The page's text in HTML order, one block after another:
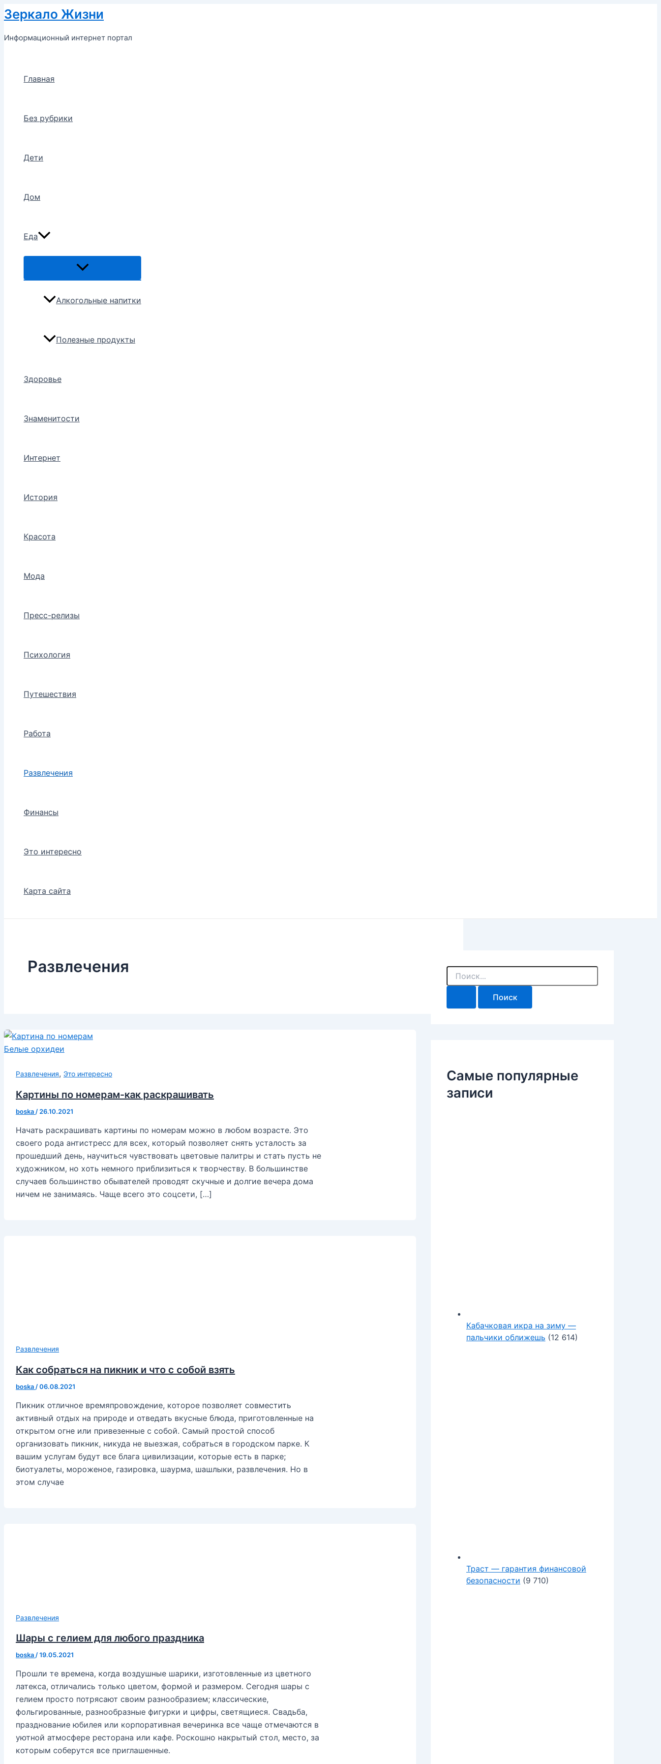
Перейти
к
содержимому
Зеркало Жизни
Информационный интернет портал
Главная
Без рубрики
Дети
Дом
Еда
Переключатель
Алкогольные напитки
Полезные продукты
Здоровье
Знаменитости
Интернет
История
Красота
Мода
Пресс-релизы
Психология
Путешествия
Работа
Развлечения
Финансы
Это интересно
Карта сайта
Развлечения
Развлечения, Это интересно
Картины по номерам-как раскрашивать
boska / 26.10.2021
Начать раскрашивать картины по номерам можно в любом возрасте. Это
своего рода антистресс для всех, который позволяет снять усталость за
прошедший день, научиться чувствовать цветовые палитры и стать пусть не
художником, но хоть немного приблизиться к творчеству. В большинстве
случаев большинство обывателей проводят скучные и долгие вечера дома
ничем не занимаясь. Чаще всего это соцсети, […]
Развлечения
Как собраться на пикник и что с собой взять
boska /06.08.2021
Пикник отличное времяпровождение, которое позволяет совместить
активный отдых на природе и отведать вкусные блюда, приготовленные на
открытом огне или привезенные с собой. Самый простой способ
организовать пикник, никуда не выезжая, собраться в городском парке. К
вашим услугам будут все блага цивилизации, которые есть в парке;
биотуалеты, мороженое, газировка, шаурма, шашлыки, развлечения. Но в
этом случае
Развлечения
Шары с гелием для любого праздника
boska/19.05.2021
Прошли те времена, когда воздушные шарики, изготовленные из цветного
латекса, отличались только цветом, формой и размером. Сегодня шары с
гелием просто потрясают своим разнообразием; классические,
фольгированные, разнообразные фигурки и цифры, светящиеся. Свадьба,
празднование юбилея или корпоративная вечеринка все чаще отмечаются в
уютной атмосфере ресторана или кафе. Роскошно накрытый стол, место, за
которым соберутся все приглашенные.
П
и
к
Самые популярные
записи
Кабачковая икра на зиму —
пальчики оближешь (12 614)
Траст — гарантия финансовой
безопасности (9 710)